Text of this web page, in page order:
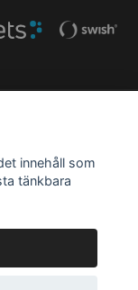
innehåll som
tänkbara